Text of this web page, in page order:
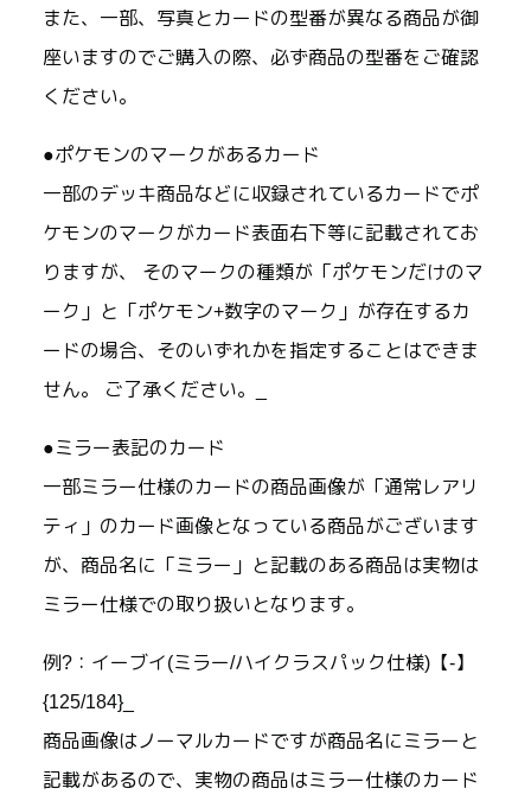
また、一部、写真とカードの型番が異なる商品が御
座いますのでご購入の際、必ず商品の型番をご確認
ください。
●ポケモンのマークがあるカード
一部のデッキ商品などに収録されているカードでポ
ケモンのマークがカード表面右下等に記載されてお
りますが、 そのマークの種類が「ポケモンだけのマ
ーク」と「ポケモン+数字のマーク」が存在するカ
ードの場合、そのいずれかを指定することはできま
せん。 ご了承ください。_
●ミラー表記のカード
一部ミラー仕様のカードの商品画像が「通常レアリ
ティ」のカード画像となっている商品がございます
が、商品名に「ミラー」と記載のある商品は実物は
ミラー仕様での取り扱いとなります。
例?：イーブイ(ミラー/ハイクラスパック仕様)【-】
{125/184}_
商品画像はノーマルカードですが商品名にミラーと
記載があるので、実物の商品はミラー仕様のカード